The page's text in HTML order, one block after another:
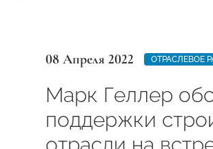
08 Апреля 2022 ОТРАСЛЕВОЕ
Марк Геллер
поддержки